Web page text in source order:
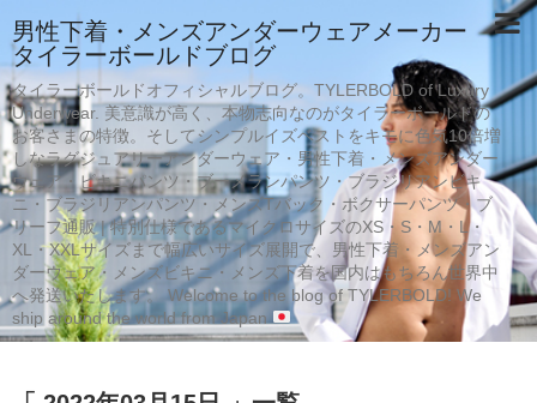
男性下着・メンズアンダーウェアメーカー
タイラーボールドブログ
タイラーボールドオフィシャルブログ。TYLERBOLD of Luxury
Underwear. 美意識が高く、本物志向なのがタイラーボールドの
お客さまの特徴。そしてシンプルイズベストをキモに色気10倍増
しなラグジュアリーアンダーウェア・男性下着・メンズアンダー
ウェア・ビキニパンツ・ブーメランパンツ・ブラジリアンビキ
ニ・ブラジリアンパンツ・メンズTバック・ボクサーパンツ・ブ
リーフ通販 | 特別仕様であるマイクロサイズのXS・S・M・L・
XL・XXLサイズまで幅広いサイズ展開で、男性下着・メンズアン
ダーウェア・メンズビキニ・メンズ下着を国内はもちろん世界中
へ発送いたします。 Welcome to the blog of TYLERBOLD! We
ship around the world from Japan